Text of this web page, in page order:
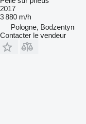
2017
3 880 m/h
Pologne, Bodzentyn
Contacter le vendeur